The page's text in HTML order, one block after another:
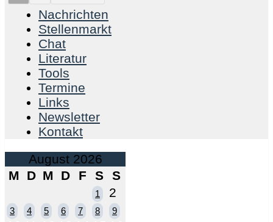
Nachrichten
Stellenmarkt
Chat
Literatur
Tools
Termine
Links
Newsletter
Kontakt
August 2026
M
D M D F S S
1 2
3 4 5 6 7 8 9